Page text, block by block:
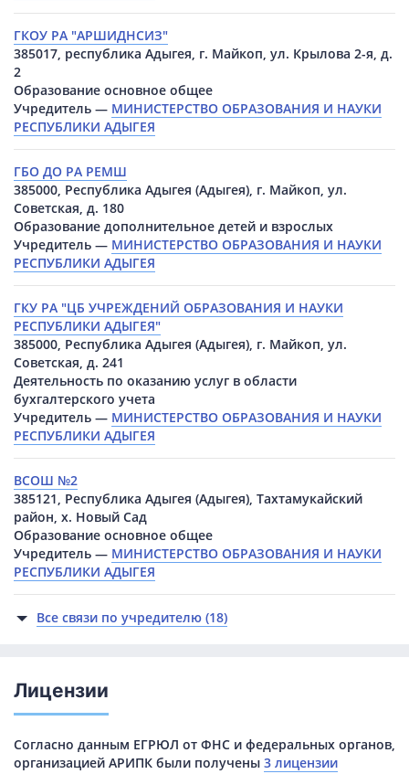
ГКОУ РА "АРШИДНСИЗ"
385017, республика Адыгея, г. Майкоп, ул. Крылова 2-я, д.
2
Образование основное общее
Учредитель — МИНИСТЕРСТВО ОБРАЗОВАНИЯ И НАУКИ
РЕСПУБЛИКИ АДЫГЕЯ
ГБО ДО РА РЕМШ
385000, Республика Адыгея (Адыгея), г. Майкоп, ул.
Советская, д. 180
Образование дополнительное детей и взрослых
Учредитель — МИНИСТЕРСТВО ОБРАЗОВАНИЯ И НАУКИ
РЕСПУБЛИКИ АДЫГЕЯ
ГКУ РА "ЦБ УЧРЕЖДЕНИЙ ОБРАЗОВАНИЯ И НАУКИ
РЕСПУБЛИКИ АДЫГЕЯ"
385000, Республика Адыгея (Адыгея), г. Майкоп, ул.
Советская, д. 241
Деятельность по оказанию услуг в области
бухгалтерского учета
Учредитель — МИНИСТЕРСТВО ОБРАЗОВАНИЯ И НАУКИ
РЕСПУБЛИКИ АДЫГЕЯ
ВСОШ №2
385121, Республика Адыгея (Адыгея), Тахтамукайский
район, х. Новый Сад
Образование основное общее
Учредитель — МИНИСТЕРСТВО ОБРАЗОВАНИЯ И НАУКИ
РЕСПУБЛИКИ АДЫГЕЯ
Все связи по учредителю (18)
Лицензии
Согласно данным ЕГРЮЛ от ФНС и федеральных органов,
организацией АРИПК были получены 3 лицензии